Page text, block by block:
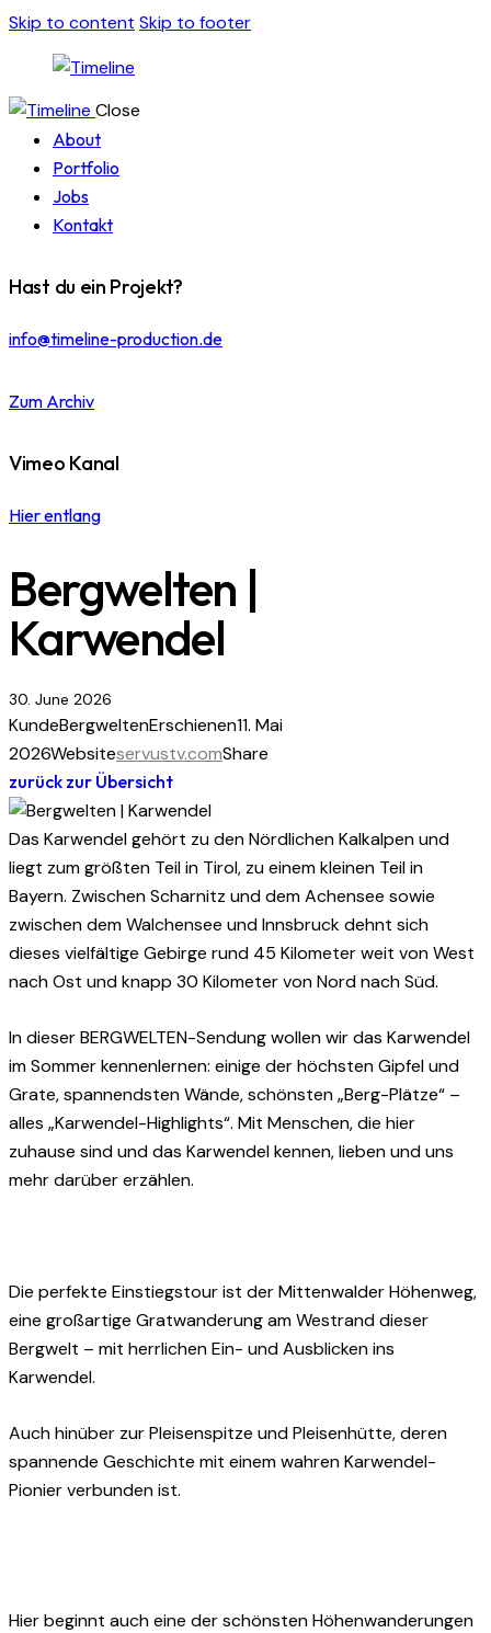
Skip to content Skip to footer
Close
About
Portfolio
Jobs
Kontakt
Hast du ein Projekt?
info@timeline-production.de
Zum Archiv
Vimeo Kanal
Hier entlang
Bergwelten |
Karwendel
30. June 2026
KundeBergweltenErschienen11. Mai
2026Websiteservustv.comShare
zurück zur Übersicht
Das Karwendel gehört zu den Nördlichen Kalkalpen und
liegt zum größten Teil in Tirol, zu einem kleinen Teil in
Bayern. Zwischen Scharnitz und dem Achensee sowie
zwischen dem Walchensee und Innsbruck dehnt sich
dieses vielfältige Gebirge rund 45 Kilometer weit von West
nach Ost und knapp 30 Kilometer von Nord nach Süd.
In dieser BERGWELTEN-Sendung wollen wir das Karwendel
im Sommer kennenlernen: einige der höchsten Gipfel und
Grate, spannendsten Wände, schönsten „Berg-Plätze“ –
alles „Karwendel-Highlights“. Mit Menschen, die hier
zuhause sind und das Karwendel kennen, lieben und uns
mehr darüber erzählen.
Die perfekte Einstiegstour ist der Mittenwalder Höhenweg,
eine großartige Gratwanderung am Westrand dieser
Bergwelt – mit herrlichen Ein- und Ausblicken ins
Karwendel.
Auch hinüber zur Pleisenspitze und Pleisenhütte, deren
spannende Geschichte mit einem wahren Karwendel-
Pionier verbunden ist.
Hier beginnt auch eine der schönsten Höhenwanderungen